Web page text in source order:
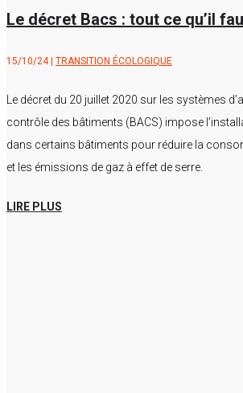
Le décret Bacs : tout ce qu’il
15/10/24| TRANSITION ÉCOLOGIQUE
Le décret du 20 juillet 2020 sur les systèmes
contrôle des bâtiments (BACS) impose
dans certains bâtiments pour réduire la
et les émissions de gaz à effet de serre.
LIRE PLUS